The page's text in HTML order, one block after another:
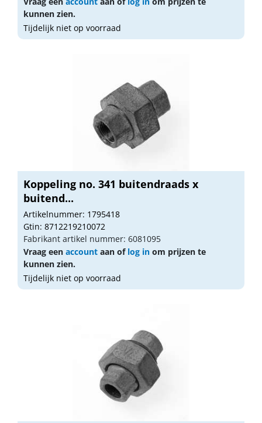
kunnen zien.
Tijdelijk niet op voorraad
Koppeling no. 341 buitendraads x
buitend...
Artikelnummer: 1795418
Gtin: 8712219210072
Fabrikant artikel nummer: 6081095
Vraag een account aan of log in om prijzen te
kunnen zien.
Tijdelijk niet op voorraad